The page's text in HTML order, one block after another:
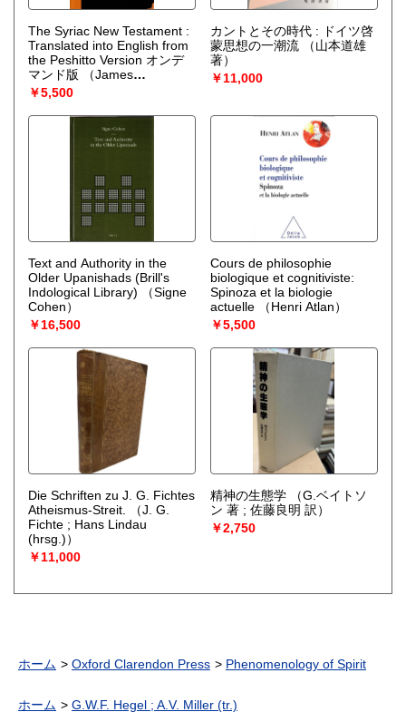
The Syriac New Testament :
Translated into English from
the Peshitto Version オンデ
マンド版
（James
Murdock）
￥5,500
カントとその時代 : ドイツ啓
蒙思想の一潮流
（山本道雄
著）
￥11,000
Text and Authority in the
Older Upanishads (Brill's
Indological Library)
（Signe
Cohen）
￥16,500
Cours de philosophie
biologique et cognitiviste:
Spinoza et la biologie
actuelle
（Henri Atlan）
￥5,500
Die Schriften zu J. G. Fichtes
Atheismus-Streit.
（J. G.
Fichte ; Hans Lindau
(hrsg.)）
￥11,000
精神の生態学
（G.ベイトソ
ン 著 ; 佐藤良明 訳）
￥2,750
ホーム Oxford Clarendon Press Phenomenology of Spirit
ホーム G.W.F. Hegel ; A.V. Miller (tr.)